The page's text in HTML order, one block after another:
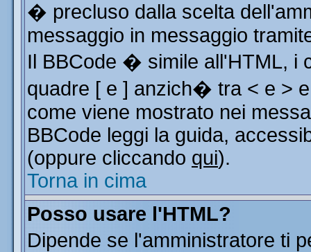
� precluso dalla scelta
messaggio in messaggio
Il BBCode � simile all'HTML, i
quadre [ e ] anzich� tra < e >
come viene mostrato nei
BBCode leggi la guida,
(oppure cliccando qui).
Torna in cima
Posso usare l'HTML?
Dipende se l'amministratore ti